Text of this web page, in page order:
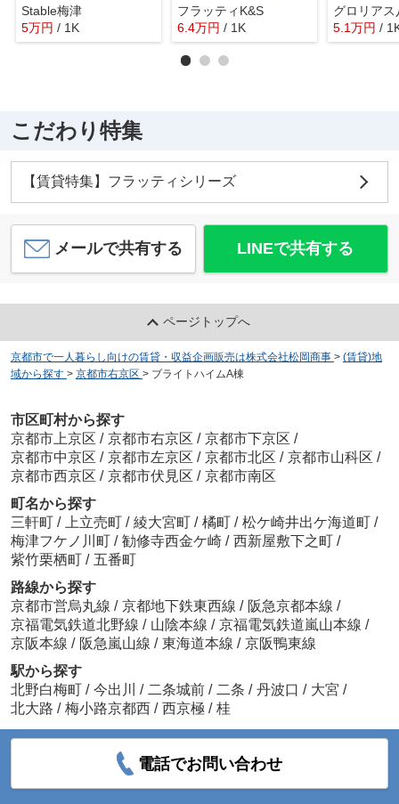
Stable梅津
5万円 / 1K
フラッティK&S
6.4万円 / 1K
グロリアス
5.1万円 /
こだわり特集
【賃貸特集】フラッティシリーズ
メールで共有する LINEで共有する
ページトップへ
京都市で一人暮らし向けの賃貸・収益企画販売は株式会社松岡商事 > (賃貸)地
域から探す > 京都市右京区 > ブライトハイムA棟
市区町村から探す
京都市上京区 / 京都市右京区 / 京都市下京区 /
京都市中京区 / 京都市左京区 / 京都市北区 / 京都市山科区 /
京都市西京区 / 京都市伏見区 / 京都市南区
町名から探す
三軒町 / 上立売町 / 綾大宮町 / 橘町 / 松ケ崎井出ケ海道町 /
梅津フケノ川町 / 勧修寺西金ケ崎 / 西新屋敷下之町 /
紫竹栗栖町 / 五番町
路線から探す
京都市営烏丸線 / 京都地下鉄東西線 / 阪急京都本線 /
京福電気鉄道北野線 / 山陰本線 / 京福電気鉄道嵐山本線 /
京阪本線 / 阪急嵐山線 / 東海道本線 / 京阪鴨東線
駅から探す
北野白梅町 / 今出川 / 二条城前 / 二条 / 丹波口 / 大宮 /
北大路 / 梅小路京都西 / 西京極 / 桂
電話でお問い合わせ